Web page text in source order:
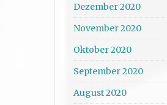
Dezember 2020
November 2020
Oktober 2020
September 2020
August 2020